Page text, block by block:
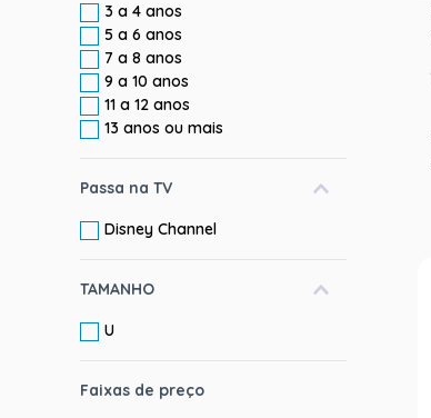
3 a 4 anos
5 a 6 anos
7 a 8 anos
9 a 10 anos
11 a 12 anos
13 anos ou mais
Passa na TV
Disney Channel
TAMANHO
U
Faixas de preço